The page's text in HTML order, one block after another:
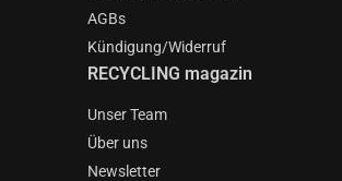
AGBs
Kündigung/Widerruf
RECYCLING magazin
Unser Team
Über uns
Newsletter